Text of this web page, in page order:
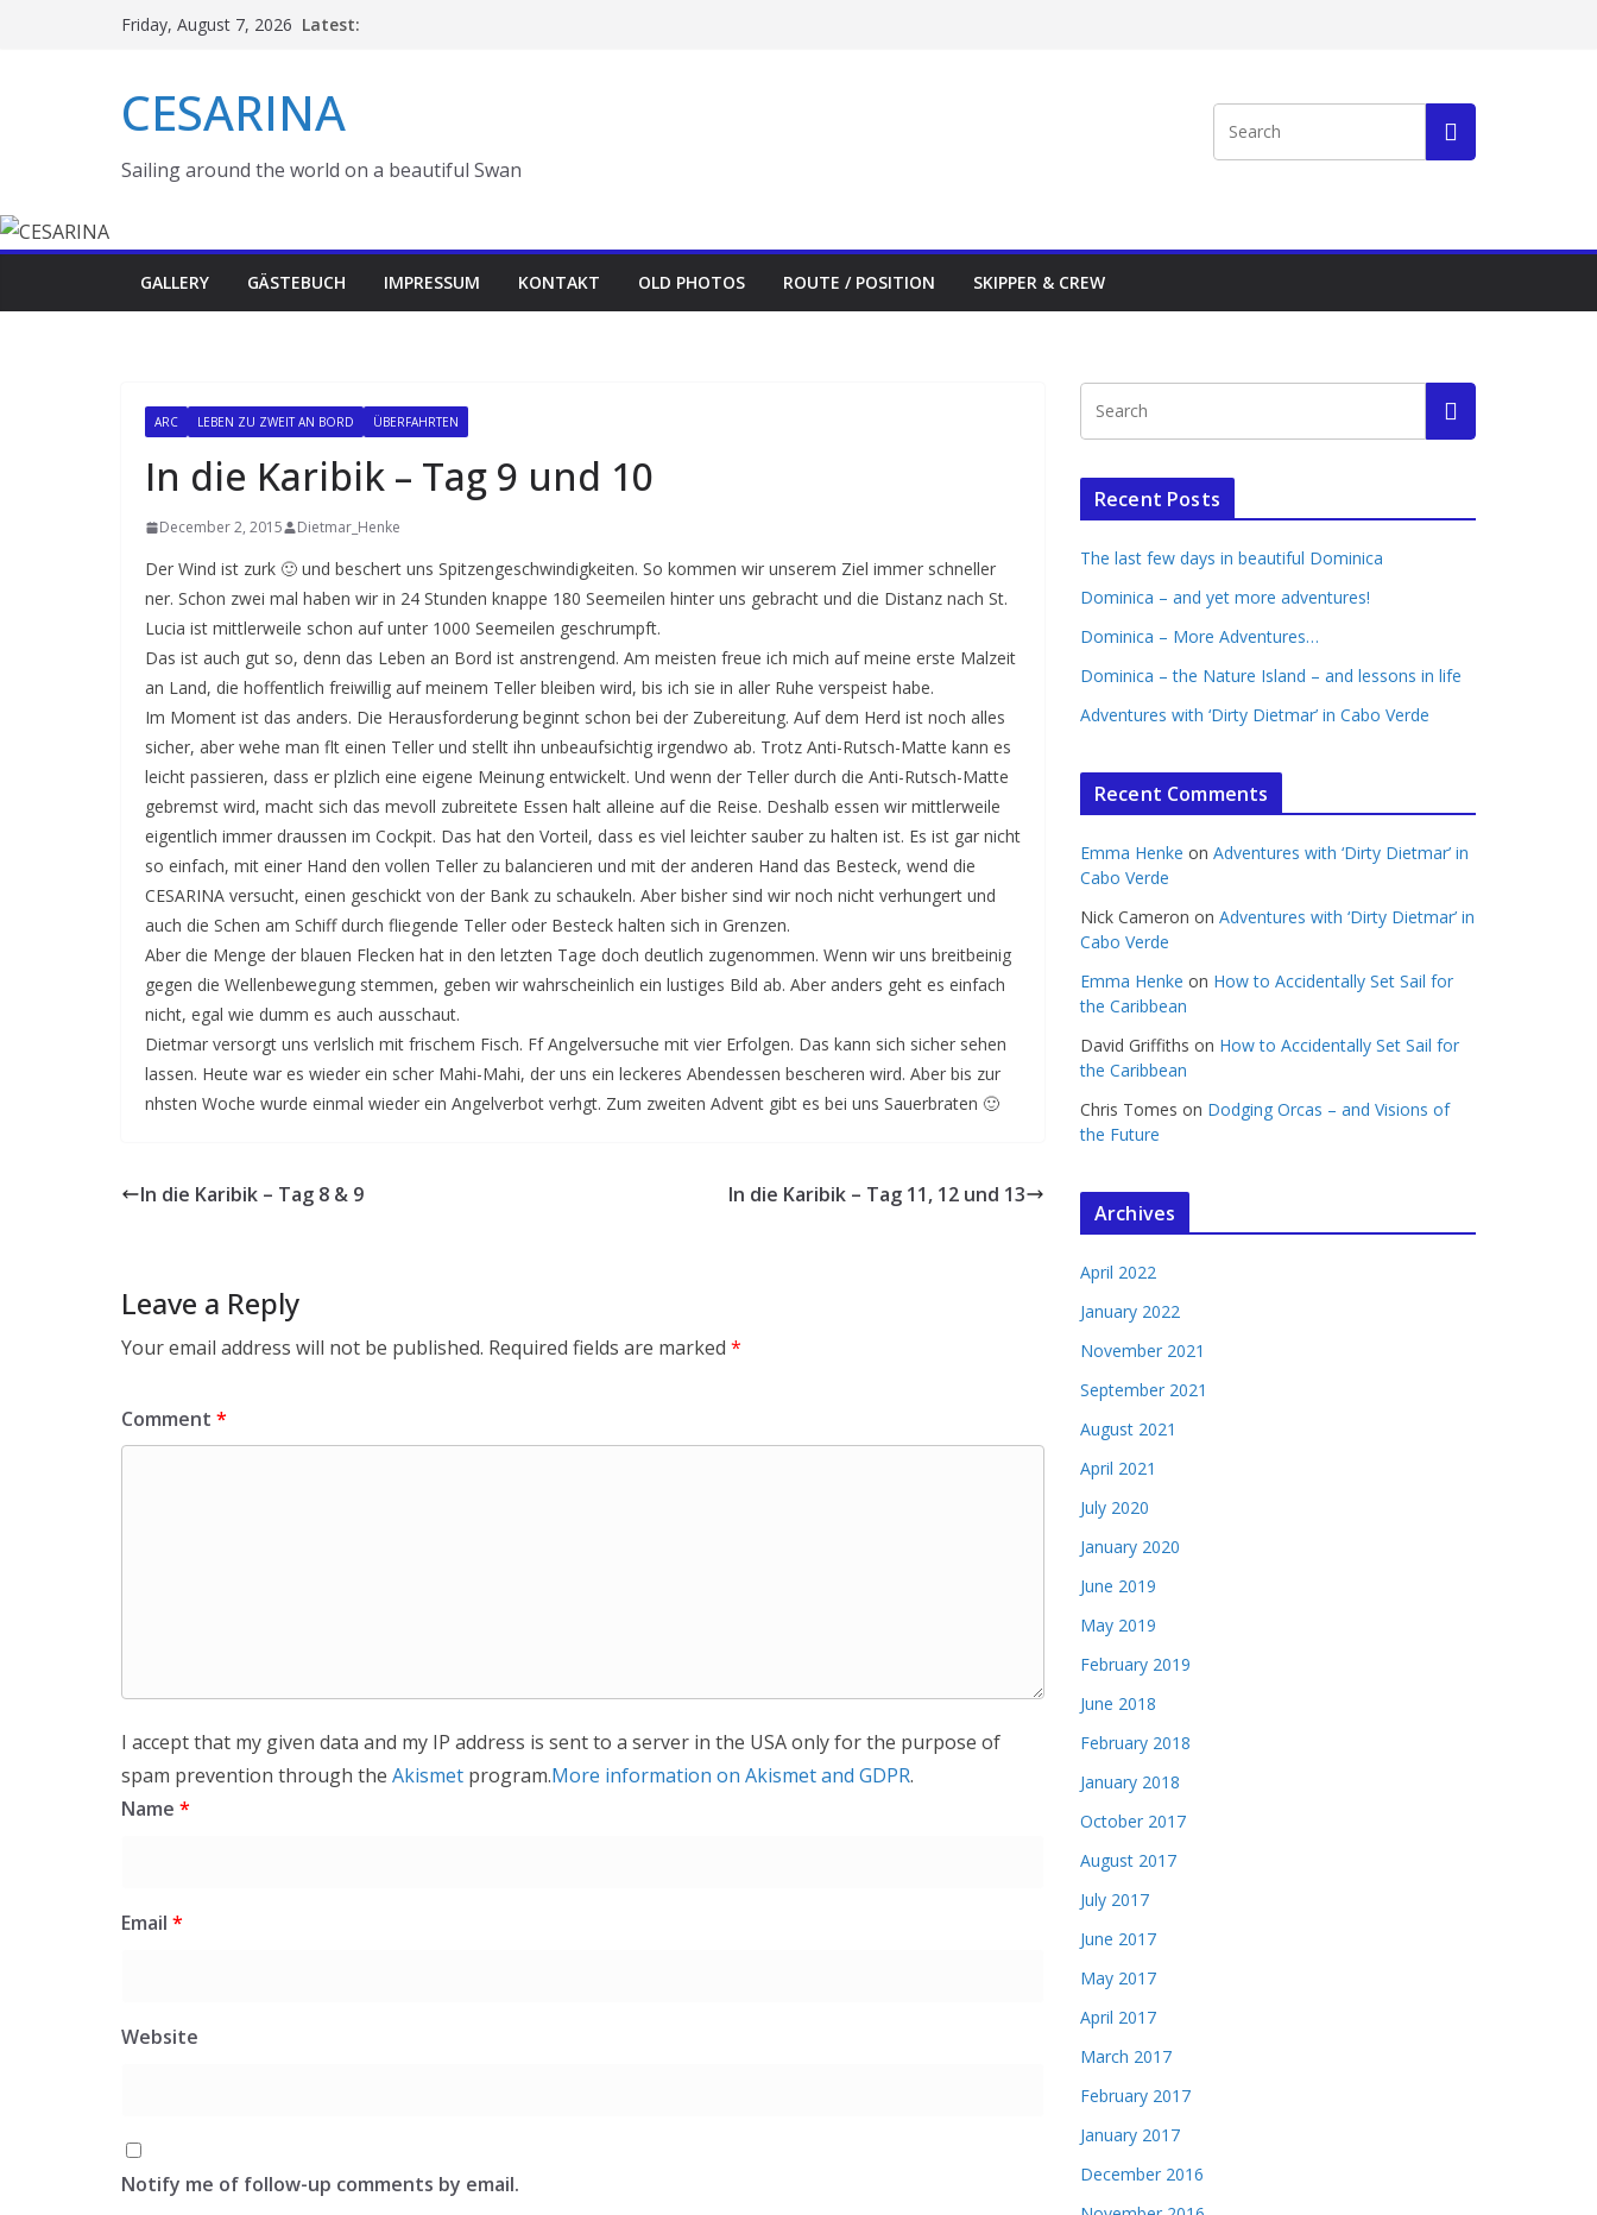
Friday, August 7, 2026 Latest:
CESARINA
Sailing around the world on a beautiful Swan
GALLERY GÄSTEBUCH IMPRESSUM KONTAKT OLD PHOTOS ROUTE / POSITION SKIPPER & CREW
ARC LEBEN ZU ZWEIT AN BORD ÜBERFAHRTEN
In die Karibik – Tag 9 und 10
December 2, 2015 Dietmar_Henke
Der Wind ist zurk 🙂 und beschert uns Spitzengeschwindigkeiten. So kommen wir unserem Ziel immer schneller
ner. Schon zwei mal haben wir in 24 Stunden knappe 180 Seemeilen hinter uns gebracht und die Distanz nach St.
Lucia ist mittlerweile schon auf unter 1000 Seemeilen geschrumpft.
Das ist auch gut so, denn das Leben an Bord ist anstrengend. Am meisten freue ich mich auf meine erste Malzeit
an Land, die hoffentlich freiwillig auf meinem Teller bleiben wird, bis ich sie in aller Ruhe verspeist habe.
Im Moment ist das anders. Die Herausforderung beginnt schon bei der Zubereitung. Auf dem Herd ist noch alles
sicher, aber wehe man flt einen Teller und stellt ihn unbeaufsichtig irgendwo ab. Trotz Anti-Rutsch-Matte kann es
leicht passieren, dass er plzlich eine eigene Meinung entwickelt. Und wenn der Teller durch die Anti-Rutsch-Matte
gebremst wird, macht sich das mevoll zubreitete Essen halt alleine auf die Reise. Deshalb essen wir mittlerweile
eigentlich immer draussen im Cockpit. Das hat den Vorteil, dass es viel leichter sauber zu halten ist. Es ist gar nicht
so einfach, mit einer Hand den vollen Teller zu balancieren und mit der anderen Hand das Besteck, wend die
CESARINA versucht, einen geschickt von der Bank zu schaukeln. Aber bisher sind wir noch nicht verhungert und
auch die Schen am Schiff durch fliegende Teller oder Besteck halten sich in Grenzen.
Aber die Menge der blauen Flecken hat in den letzten Tage doch deutlich zugenommen. Wenn wir uns breitbeinig
gegen die Wellenbewegung stemmen, geben wir wahrscheinlich ein lustiges Bild ab. Aber anders geht es einfach
nicht, egal wie dumm es auch ausschaut.
Dietmar versorgt uns verlslich mit frischem Fisch. Ff Angelversuche mit vier Erfolgen. Das kann sich sicher sehen
lassen. Heute war es wieder ein scher Mahi-Mahi, der uns ein leckeres Abendessen bescheren wird. Aber bis zur
nhsten Woche wurde einmal wieder ein Angelverbot verhgt. Zum zweiten Advent gibt es bei uns Sauerbraten 🙂
In die Karibik – Tag 8 & 9 In die Karibik – Tag 11, 12 und 13
Leave a Reply
Your email address will not be published. Required fields are marked *
Comment *
I accept that my given data and my IP address is sent to a server in the USA only for the purpose of
spam prevention through the Akismet program.More information on Akismet and GDPR.
Name *
Email *
Website
Notify me of follow-up comments by email.
Recent Posts
The last few days in beautiful Dominica
Dominica – and yet more adventures!
Dominica – More Adventures…
Dominica – the Nature Island – and lessons in life
Adventures with ‘Dirty Dietmar’ in Cabo Verde
Recent Comments
Emma Henke on Adventures with ‘Dirty Dietmar’ in
Cabo Verde
Nick Cameron on Adventures with ‘Dirty Dietmar’ in
Cabo Verde
Emma Henke on How to Accidentally Set Sail for
the Caribbean
David Griffiths on How to Accidentally Set Sail for
the Caribbean
Chris Tomes on Dodging Orcas – and Visions of
the Future
Archives
April 2022
January 2022
November 2021
September 2021
August 2021
April 2021
July 2020
January 2020
June 2019
May 2019
February 2019
June 2018
February 2018
January 2018
October 2017
August 2017
July 2017
June 2017
May 2017
April 2017
March 2017
February 2017
January 2017
December 2016